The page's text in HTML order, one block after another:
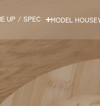
UP / SPEC MODEL HOUSE